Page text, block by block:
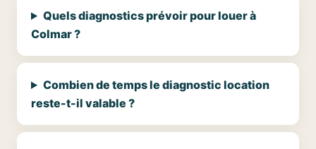
Quels diagnostics prévoir pour louer à
Colmar ?
Combien de temps le diagnostic location
reste-t-il valable ?